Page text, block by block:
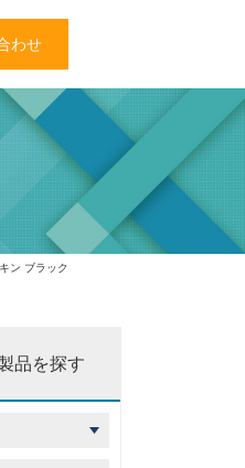
わせ
ン ブラック
品を探す